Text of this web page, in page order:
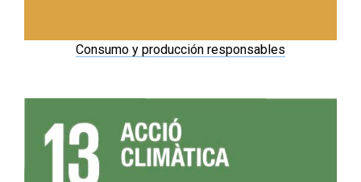
Consumo y producción responsables